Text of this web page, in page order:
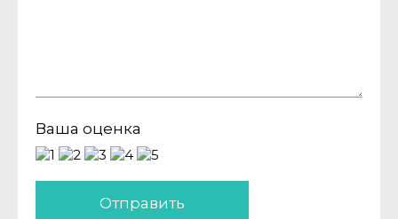
Ваша оценка
Отправить